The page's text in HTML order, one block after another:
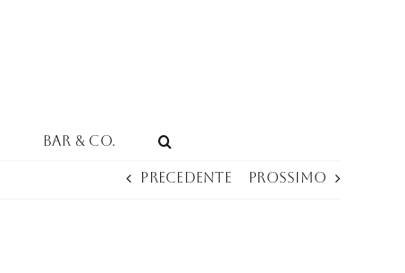
Bar & Co.
Precedente Prossimo